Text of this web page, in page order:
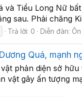
Tiểu Long Nữ
sau. Phải chăng
Trả lời: 0 Diễn đàn:
Quá, mạnh
phản diện sở
gây ấn tượng